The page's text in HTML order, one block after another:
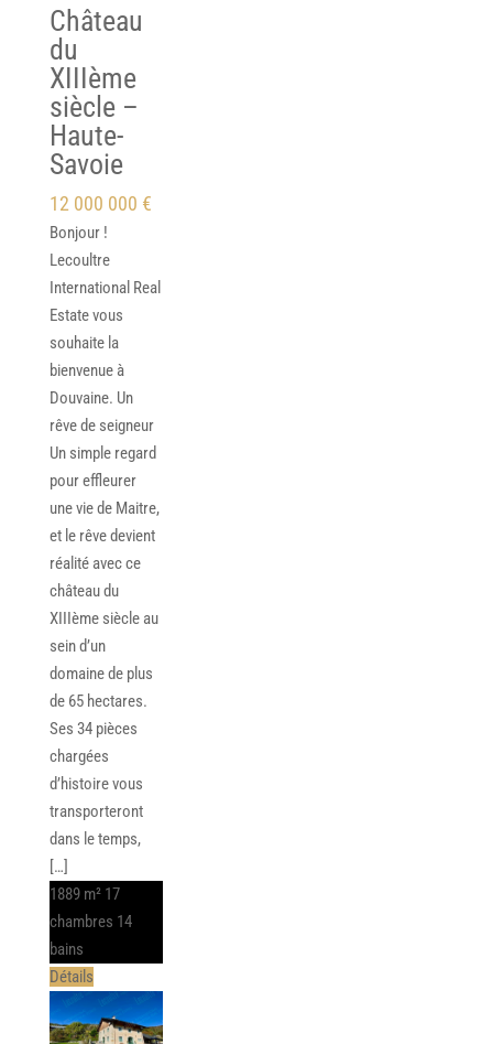
Château
du
XIIIème
siècle –
Haute-
Savoie
12 000 000 €
Bonjour !
Lecoultre
International Real
Estate vous
souhaite la
bienvenue à
Douvaine. Un
rêve de seigneur
Un simple regard
pour effleurer
une vie de Maitre,
et le rêve devient
réalité avec ce
château du
XIIIème siècle au
sein d’un
domaine de plus
de 65 hectares.
Ses 34 pièces
chargées
d’histoire vous
transporteront
dans le temps,
[…]
1889 m² 17
chambres 14
bains
Détails